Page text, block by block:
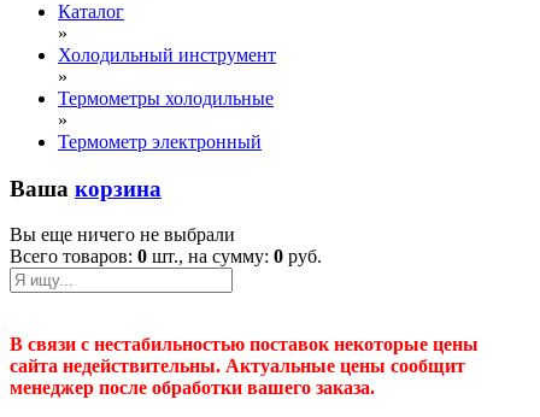
Каталог
»
Холодильный инструмент
»
Термометры холодильные
»
Термометр электронный
Ваша корзина
Вы еще ничего не выбрали
Всего товаров: 0 шт., на сумму: 0 руб.
В связи с нестабильностью поставок некоторые цены
сайта недействительны. Актуальные цены сообщит
менеджер после обработки вашего заказа.